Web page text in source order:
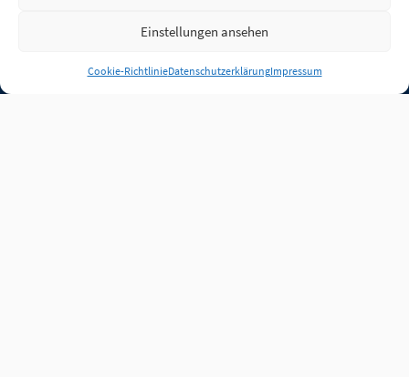
Einstellungen ansehen
Cookie-RichtlinieDatenschutzerklärungImpressum
Anmelden
Jobs Partner FAQ Quellen